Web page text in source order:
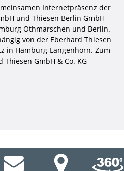
Internetpräsenz der
und Thiesen Berlin GmbH
Othmarschen und Berlin.
von der Eberhard Thiesen
in Hamburg-Langenhorn. Zum
GmbH & Co. KG